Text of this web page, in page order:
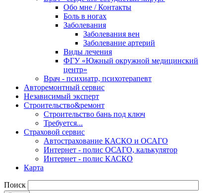
Обо мне / Контакты
Боль в ногах
Заболевания
Заболевания вен
Заболевание артерий
Виды лечения
ФГУ «Южный окружной медицинский
центр»
Врач - психиатр, психотерапевт
Авторемонтный сервис
Независимый эксперт
Строительство&ремонт
Строительство бань под ключ
Требуется...
Страховой сервис
Автострахование КАСКО и ОСАГО
Интернет - полис ОСАГО, калькулятор
Интернет - полис КАСКО
Карта
Поиск